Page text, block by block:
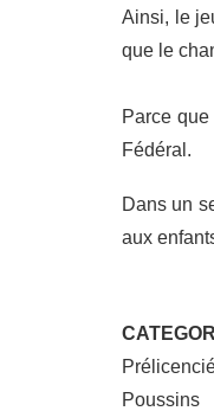
Ainsi, le
que le
Parce
Fédéral.
Dans un
aux